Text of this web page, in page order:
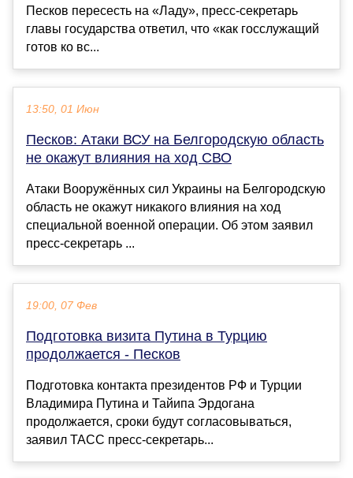
Песков пересесть на «Ладу», пресс-секретарь
главы государства ответил, что «как госслужащий
готов ко вс...
13:50, 01 Июн
Песков: Атаки ВСУ на Белгородскую область
не окажут влияния на ход СВО
Атаки Вооружённых сил Украины на Белгородскую
область не окажут никакого влияния на ход
специальной военной операции. Об этом заявил
пресс-секретарь ...
19:00, 07 Фев
Подготовка визита Путина в Турцию
продолжается - Песков
Подготовка контакта президентов РФ и Турции
Владимира Путина и Тайипа Эрдогана
продолжается, сроки будут согласовываться,
заявил ТАСС пресс-секретарь...